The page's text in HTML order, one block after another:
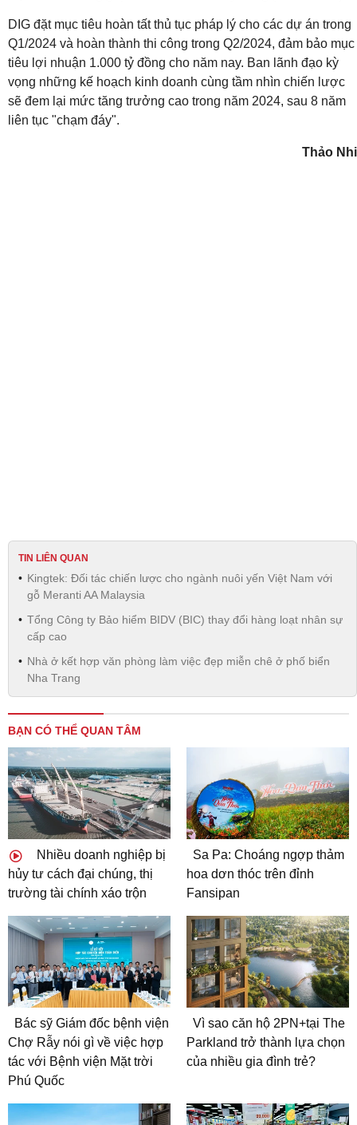
DIG đặt mục tiêu hoàn tất thủ tục pháp lý cho các dự án trong
Q1/2024 và hoàn thành thi công trong Q2/2024, đảm bảo mục
tiêu lợi nhuận 1.000 tỷ đồng cho năm nay. Ban lãnh đạo kỳ
vọng những kế hoạch kinh doanh cùng tầm nhìn chiến lược
sẽ đem lại mức tăng trưởng cao trong năm 2024, sau 8 năm
liên tục "chạm đáy".
Thảo Nhi
TIN LIÊN QUAN
Kingtek: Đối tác chiến lược cho ngành nuôi yến Việt Nam với
gỗ Meranti AA Malaysia
Tổng Công ty Bảo hiểm BIDV (BIC) thay đổi hàng loạt nhân sự
cấp cao
Nhà ở kết hợp văn phòng làm việc đẹp miễn chê ở phố biển
Nha Trang
BẠN CÓ THỂ QUAN TÂM
Nhiều doanh nghiệp bị
hủy tư cách đại chúng, thị
trường tài chính xáo trộn
Sa Pa: Choáng ngợp thảm
hoa dơn thóc trên đỉnh
Fansipan
Bác sỹ Giám đốc bệnh viện
Chợ Rẫy nói gì về việc hợp
tác với Bệnh viện Mặt trời
Phú Quốc
Vì sao căn hộ 2PN+tại The
Parkland trở thành lựa chọn
của nhiều gia đình trẻ?